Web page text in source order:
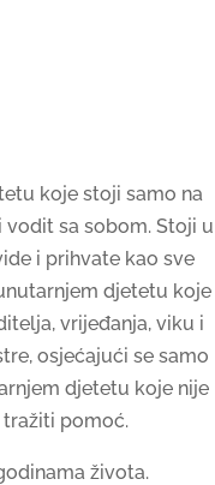
koje stoji samo na
sa sobom. Stoji u
i prihvate kao sve
djetetu koje
vrijeđanja, viku i
osjećajući se samo
djetetu koje nije
tražiti pomoć.
života.